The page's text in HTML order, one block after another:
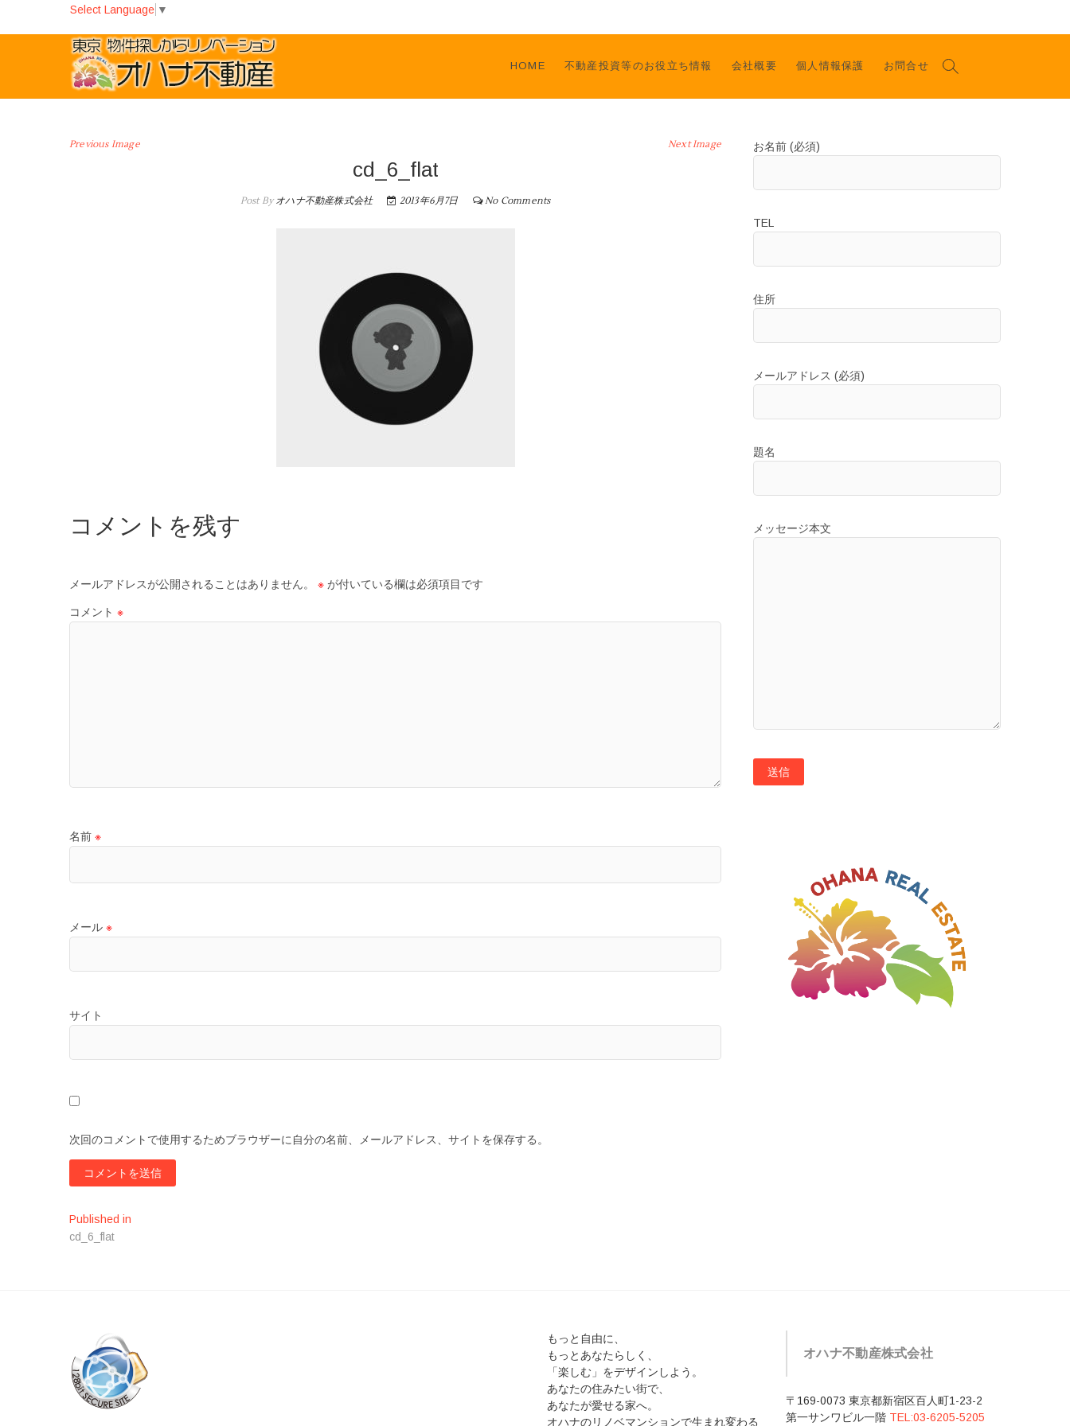
Select Language ▼
HOME 不動産投資等のお役立ち情報 会社概要 個人情報保護 お問合せ
Previous Image Next Image
cd_6_flat
Post Byオハナ不動産株式会社 2013年6月7日 No Comments
コメントを残す
メールアドレスが公開されることはありません。 ※ が付いている欄は必須項目です
コメント ※
名前 ※
メール ※
サイト
次回のコメントで使用するためブラウザーに自分の名前、メールアドレス、サイトを保存する。
投
稿
ー
シ
ョ
Published in
cd_6_flat
お名前 (必須)
TEL
住所
メールアドレス (必須)
題名
メッセージ本文
もっと自由に、
もっとあなたらしく、
「楽しむ」をデザインしよう。
あなたの住みたい街で、
あなたが愛せる家へ。
オハナのリノベマンションで生まれ変わる
オハナ不動産株式会社
〒169-0073 東京都新宿区百人町1-23-2
第一サンワビル一階 TEL:03-6205-5205